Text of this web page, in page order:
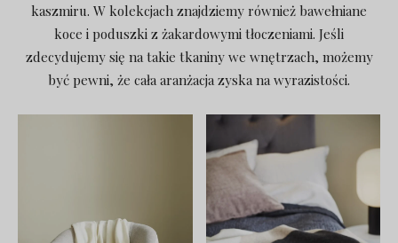
kaszmiru. W kolekcjach znajdziemy również bawełniane
koce i poduszki z żakardowymi tłoczeniami. Jeśli
zdecydujemy się na takie tkaniny we wnętrzach, możemy
być pewni, że cała aranżacja zyska na wyrazistości.